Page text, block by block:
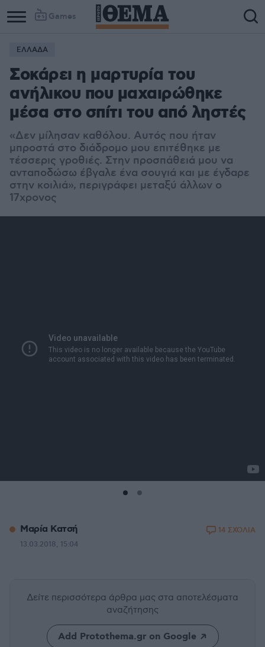
Games
ΕΛΛΑΔΑ
Σοκάρει η μαρτυρία του
ανήλικου που μαχαιρώθηκε
μέσα στο σπίτι του από ληστές
«Δεν μίλησαν καθόλου. Αυτός που ήταν
μπροστά στο διάδρομο μου επιτέθηκε με
τέσσερις γροθιές. Στην προσπάθειά μου να
ανταποδώσω έβγαλε ένα σουγιά και με έγδαρε
στην κοιλιά», περιγράφει μεταξύ άλλων ο
17χρονος
Μαρία Κατσή
13.03.2018, 15:04
14 ΣΧΟΛΙΑ
Δείτε περισσότερα άρθρα μας στα αποτελέσματα
αναζήτησης
Add Protothema.gr on Google